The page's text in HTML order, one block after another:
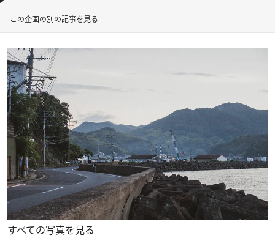
この企画の別の記事を見る
すべての写真を見る